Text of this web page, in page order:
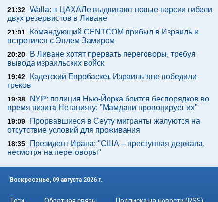
21:32 Walla: в ЦАХАЛе выдвигают новые версии гибели
двух резервистов в Ливане
21:01
Командующий CENTCOM прибыл в Израиль и
встретился с Эялем Замиром
20:20
В Ливане хотят прервать переговоры, требуя
вывода израильских войск
19:42
Кадетский Евробаскет. Израильтяне победили
греков
19:38
NYP: полиция Нью-Йорка боится беспорядков во
время визита Нетаниягу: "Мамдани провоцирует их"
19:09
Прорвавшиеся в Сеуту мигранты жалуются на
отсутствие условий для проживания
18:35
Президент Ирана: "США – преступная держава,
несмотря на переговоры"
Воскресенье, 09 августа 2026 г.